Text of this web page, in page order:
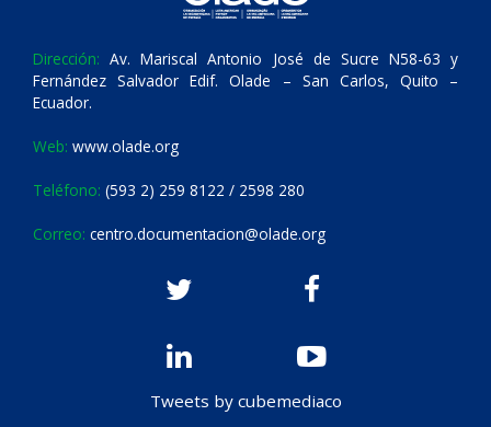
Dirección: Av. Mariscal Antonio José de Sucre N58-63 y
Fernández Salvador Edif. Olade – San Carlos, Quito –
Ecuador.
Web: www.olade.org
Teléfono: (593 2) 259 8122 / 2598 280
Correo: centro.documentacion@olade.org
Tweets by cubemediaco